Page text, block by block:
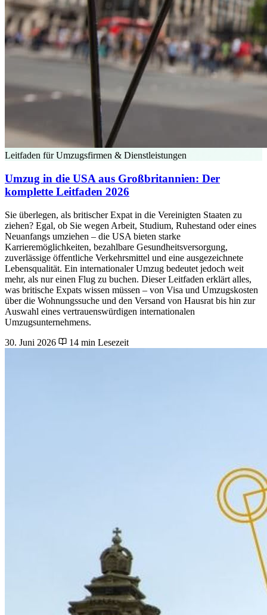
Leitfaden für Umzugsfirmen & Dienstleistungen
Umzug in die USA aus Großbritannien: Der
komplette Leitfaden 2026
Sie überlegen, als britischer Expat in die Vereinigten Staaten zu
ziehen? Egal, ob Sie wegen Arbeit, Studium, Ruhestand oder eines
Neuanfangs umziehen – die USA bieten starke
Karrieremöglichkeiten, bezahlbare Gesundheitsversorgung,
zuverlässige öffentliche Verkehrsmittel und eine ausgezeichnete
Lebensqualität. Ein internationaler Umzug bedeutet jedoch weit
mehr, als nur einen Flug zu buchen. Dieser Leitfaden erklärt alles,
was britische Expats wissen müssen – von Visa und Umzugskosten
über die Wohnungssuche und den Versand von Hausrat bis hin zur
Auswahl eines vertrauenswürdigen internationalen
Umzugsunternehmens.
30. Juni 2026
14 min Lesezeit